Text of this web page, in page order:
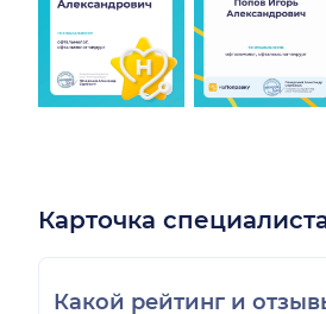
Карточка
Какой рейтинг и